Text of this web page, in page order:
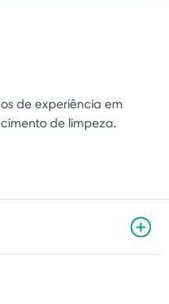
de experiência em
de limpeza.